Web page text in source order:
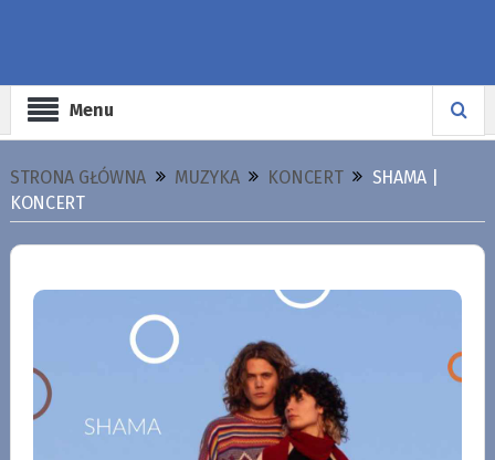
Menu
STRONA GŁÓWNA MUZYKA KONCERT
SHAMA |
KONCERT